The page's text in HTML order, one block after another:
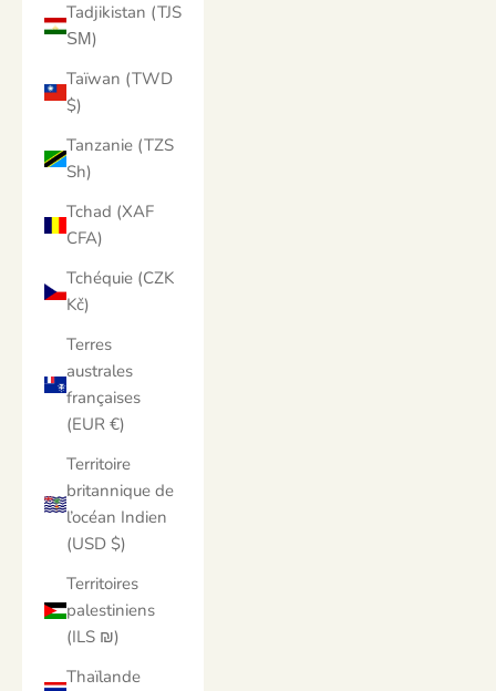
Tadjikistan (TJS
ЅМ)
Taïwan (TWD
$)
Tanzanie (TZS
Sh)
Tchad (XAF
CFA)
Tchéquie (CZK
Kč)
Terres
australes
françaises
(EUR €)
Territoire
britannique de
l’océan Indien
(USD $)
Territoires
palestiniens
(ILS ₪)
Thaïlande